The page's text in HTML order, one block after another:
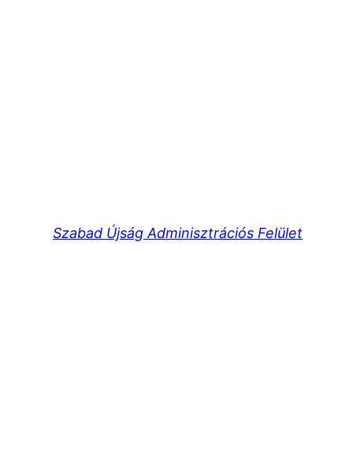
Szabad Újság Adminisztrációs Felület